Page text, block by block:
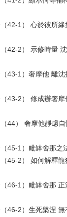
42-1） 心於彼所緣
42-2） 示修時量
43-1）奢摩他 離沈
43-2） 修成辦奢摩
44） 奢摩他靜慮自
45-1）毗缽舍那之
45-2） 如何解釋龍
46-1）毗缽舍那 正
46-2）生死槃涅 無